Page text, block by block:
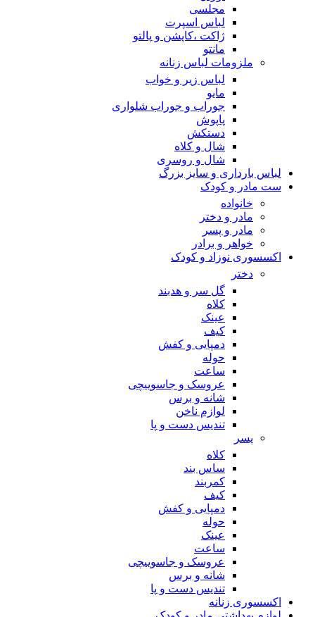
مجلسی
لباس اسپرت
ژاکت ،کاپشن و پالتو
مانتو
ملزومات لباس زنانه
لباس زیر و خواب
مایو
جوراب و جوراب شلواری
پاپوش
دستکش
شال و کلاه
شال و روسری
لباس بارداری و سایز بزرگ
ست مادر و کودک
خانواده
مادر و دختر
مادر و پسر
خواهر و برادر
اکسسوری نوزاد و کودک
دختر
گل سر و هدبند
کلاه
عینک
کیف
دمپایی و کفش
حوله
ساعت
عروسک و جاسوییچی
شانه و برس
لوازم ناخن
تندیس دست و پا
پسر
کلاه
ساس بند
کمربند
کیف
دمپایی و کفش
حوله
عینک
ساعت
عروسک و جاسوییچی
شانه و برس
تندیس دست و پا
اکسسوری زنانه